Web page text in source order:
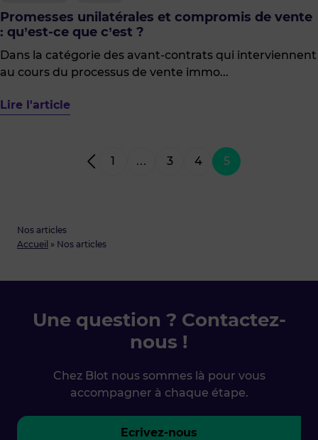
Accueil » Nos articles
Nos articles
Promesses unilatérales et compromis de vente
: qu’est-ce que c’est ?
Dans la catégorie des avant-contrats qui interviennent
au cours du processus de vente immo...
Lire l'article
1 … 3 4 5
Une question ? Contactez-
nous !
Chez Blot nous sommes là pour vous
accompagner à chaque étape.
Ecrivez-nous